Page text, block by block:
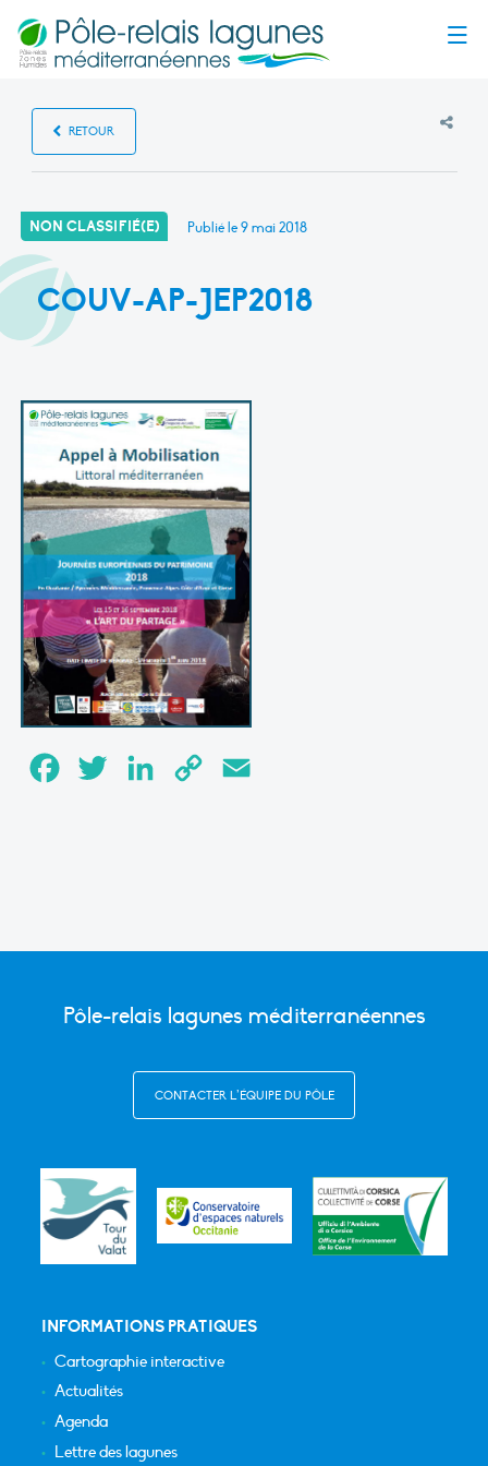
RETOUR
NON CLASSIFIÉ(E) Publié le9 mai 2018
COUV-AP-JEP2018
FacebookTwitter LinkedInCopy
Pôle-relais lagunes méditerranéennes
CONTACTER L’ÉQUIPE DU PÔLE
INFORMATIONS PRATIQUES
Cartographie interactive
Actualités
Agenda
Lettre des lagunes